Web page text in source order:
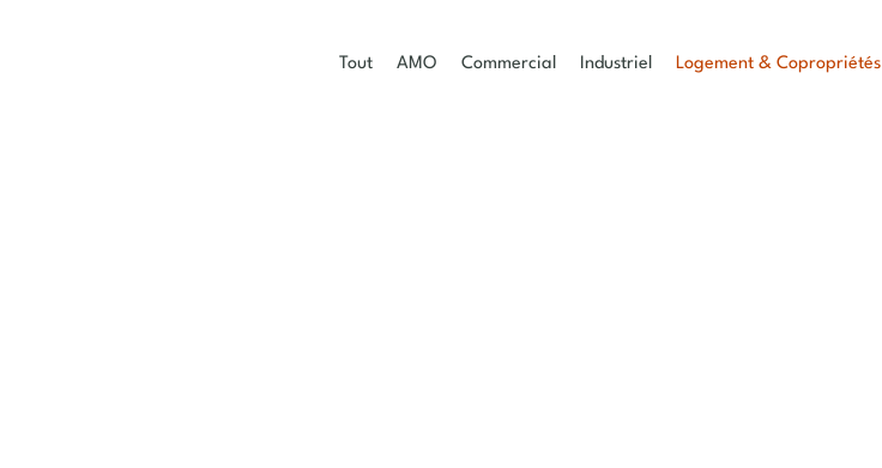
Tout AMO Commercial Industriel Logement & Copropriétés